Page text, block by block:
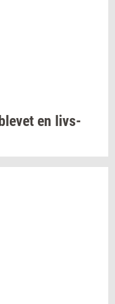
ble­vet en livs­